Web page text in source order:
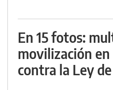
En 15 fotos:
movilización en
contra la Ley